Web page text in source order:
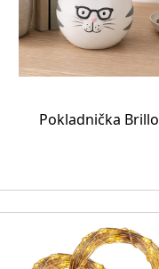
Pokladnička Brillo